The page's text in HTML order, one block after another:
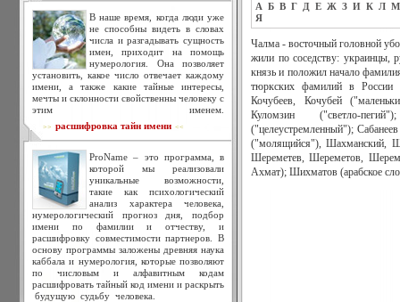
В наше время, когда люди уже
не способны видеть в словах
числа и разгадывать сущность
имен, приходит на помощь
нумерология. Она позволяет
установить, какое число отвечает каждому
имени, а также какие тайные интересы,
мечты и склонности свойственны человеку с
этим именем.
>> расшифровка тайн имени <<
ProName – это программа, в
которой мы реализовали
уникальные возможности,
такие как психологический
анализ характера человека,
нумерологический прогноз дня, подбор
имени по фамилии и отчеству, и
расшифровку совместимости партнеров. В
основу программы заложены древняя наука
каббала и нумерология, которые позволяют
по числовым и алфавитным кодам
расшифровать тайный код имени и раскрыть
будущую судьбу человека.
А Б В Г Д Е Ж З И К Л М
Я
Чалма - восточный головной
жили по соседству: украинцы,
князь и положил начало
тюркских фамилий в России
Кочубеев, Кочубей
Куломзин ("светло-
("целеустремленный");
("молящийся"), Шахманский,
Шереметев, Шереметов,
Ахмат); Шихматов (арабское